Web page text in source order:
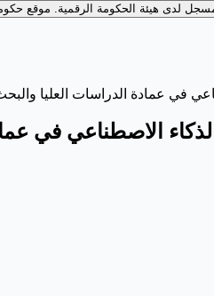
لدى هيئة الحكومة الرقمية. موقع
في عمادة الدراسات العليا
الاصطناعي في